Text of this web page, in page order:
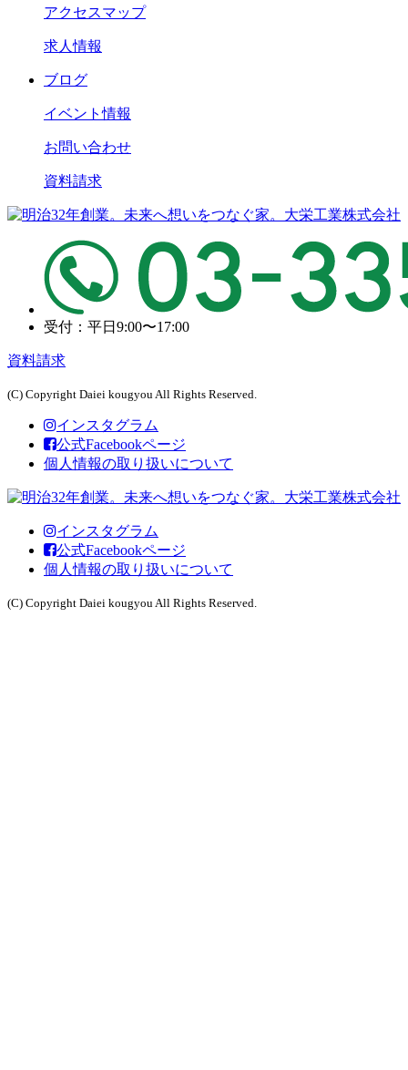
アクセスマップ
求人情報
ブログ
イベント情報
お問い合わせ
資料請求
受付：平日9:00〜17:00
資料請求
(C) Copyright Daiei kougyou All Rights Reserved.
インスタグラム
公式Facebookページ
個人情報の取り扱いについて
インスタグラム
公式Facebookページ
個人情報の取り扱いについて
(C) Copyright Daiei kougyou All Rights Reserved.